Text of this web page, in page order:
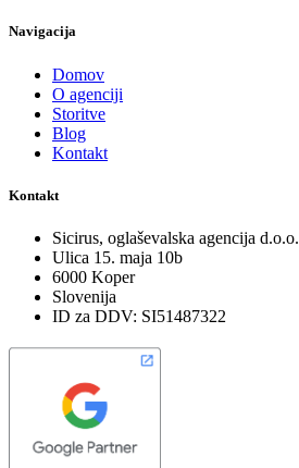
Navigacija
Domov
O agenciji
Storitve
Blog
Kontakt
Kontakt
Sicirus, oglaševalska agencija d.o.o.
Ulica 15. maja 10b
6000 Koper
Slovenija
ID za DDV: SI51487322